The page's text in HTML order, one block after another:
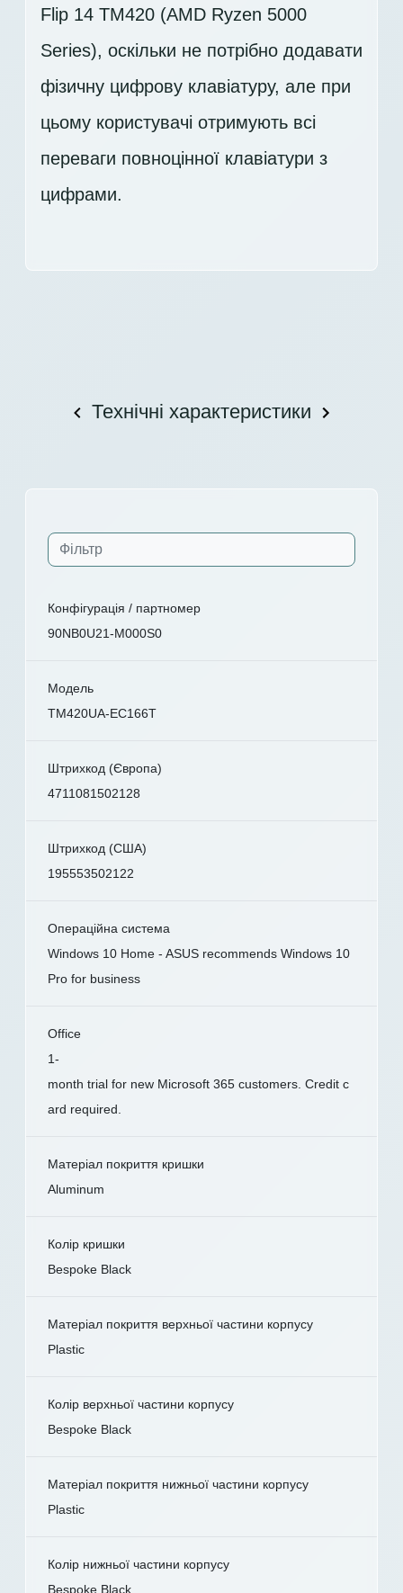
Flip 14 TM420 (AMD Ryzen 5000
Series), оскільки не потрібно додавати
фізичну цифрову клавіатуру, але при
цьому користувачі отримують всі
переваги повноцінної клавіатури з
цифрами.
Технічні характеристики
Конфігурація / партномер
90NB0U21-M000S0
Модель
TM420UA-EC166T
Штрихкод (Європа)
4711081502128
Штрихкод (США)
195553502122
Операційна система
Windows 10 Home - ASUS recommends Windows 10
Pro for business
Office
1-
month trial for new Microsoft 365 customers. Credit c
ard required.
Матеріал покриття кришки
Aluminum
Колір кришки
Bespoke Black
Матеріал покриття верхньої частини корпусу
Plastic
Колір верхньої частини корпусу
Bespoke Black
Матеріал покриття нижньої частини корпусу
Plastic
Колір нижньої частини корпусу
Bespoke Black